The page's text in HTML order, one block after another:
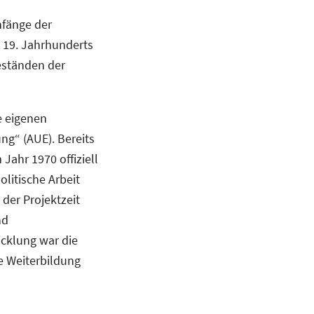
der
Jahrhunderts
der
eigenen
(AUE). Bereits
Jahr 1970 offiziell
Arbeit
Projektzeit
war die
Weiterbildung